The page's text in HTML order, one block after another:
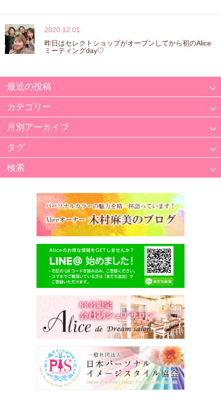
2020.12.01
昨日はセレクトショップがオープンしてから初のAlice
ミーティングday♡
最近の投稿
カテゴリー
月別アーカイブ
タグ
検索